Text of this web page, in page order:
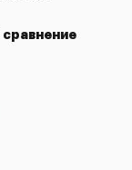
сравнение